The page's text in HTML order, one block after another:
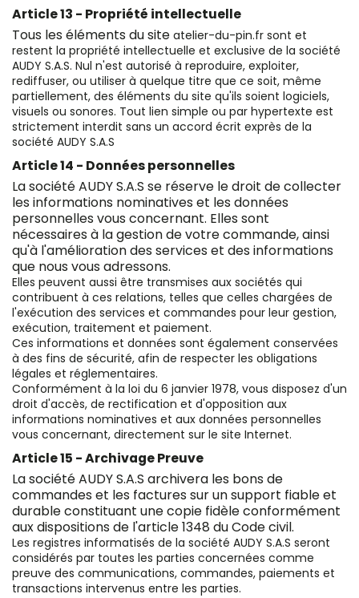
Article 13 - Propriété intellectuelle
Tous les éléments du site atelier-du-pin.fr sont et
restent la propriété intellectuelle et exclusive de la société
AUDY S.A.S. Nul n'est autorisé à reproduire, exploiter,
rediffuser, ou utiliser à quelque titre que ce soit, même
partiellement, des éléments du site qu'ils soient logiciels,
visuels ou sonores. Tout lien simple ou par hypertexte est
strictement interdit sans un accord écrit exprès de la
société AUDY S.A.S
Article 14 - Données personnelles
La société AUDY S.A.S se réserve le droit de collecter
les informations nominatives et les données
personnelles vous concernant. Elles sont
nécessaires à la gestion de votre commande, ainsi
qu'à l'amélioration des services et des informations
que nous vous adressons.
Elles peuvent aussi être transmises aux sociétés qui
contribuent à ces relations, telles que celles chargées de
l'exécution des services et commandes pour leur gestion,
exécution, traitement et paiement.
Ces informations et données sont également conservées
à des fins de sécurité, afin de respecter les obligations
légales et réglementaires.
Conformément à la loi du 6 janvier 1978, vous disposez d'un
droit d'accès, de rectification et d'opposition aux
informations nominatives et aux données personnelles
vous concernant, directement sur le site Internet.
Article 15 - Archivage Preuve
La société AUDY S.A.S archivera les bons de
commandes et les factures sur un support fiable et
durable constituant une copie fidèle conformément
aux dispositions de l'article 1348 du Code civil.
Les registres informatisés de la société AUDY S.A.S seront
considérés par toutes les parties concernées comme
preuve des communications, commandes, paiements et
transactions intervenus entre les parties.